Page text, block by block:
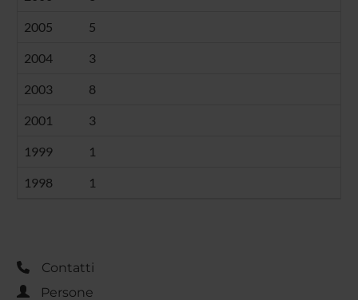
2005 5
2004 3
2003 8
2001 3
1999 1
1998 1
Contatti
Persone